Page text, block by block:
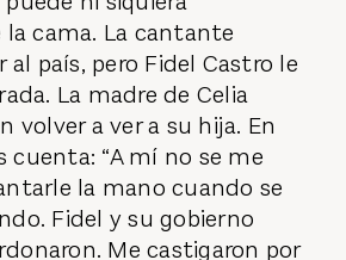
cama. La cantante
país, pero Fidel Castro le
La madre de Celia
volver a ver a su hija. En
cuenta: “A mí no se me
la mano cuando se
Fidel y su gobierno
Me castigaron por